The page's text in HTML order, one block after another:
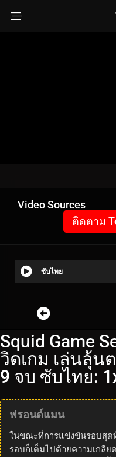
Video Sources
ติดตาม
ซับไทย
Squid Game
วิดเกม เล่นลุ้น
9 จบ ซับไทย:
ฟรอนต์แมน
ในขณะที่การแข่งขันรอบสุดท้
รอบก็เต็มไปด้วยความเกลีย